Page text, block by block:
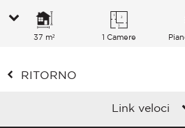
37 m² 1 Camere
RITORNO
Link veloci